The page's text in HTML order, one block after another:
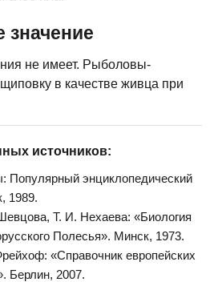
значение
не имеет. Рыболовы-
в качестве живца при
источников:
энциклопедический
1989.
Т. И. Нехаева: «Биология
Полесья». Минск, 1973.
«Справочник европейских
Берлин, 2007.